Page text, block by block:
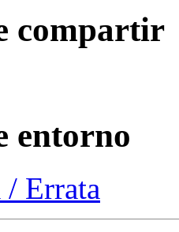
compartir
entorno
/ Errata